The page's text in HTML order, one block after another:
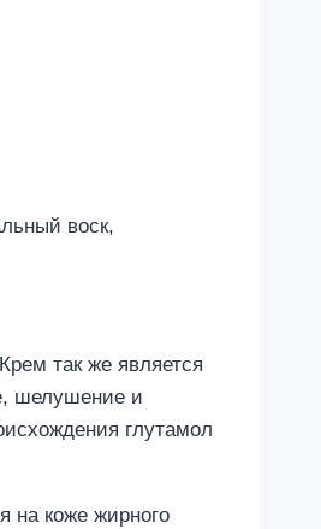
воск,
так же является
шелушение и
глутамол
на коже жирного